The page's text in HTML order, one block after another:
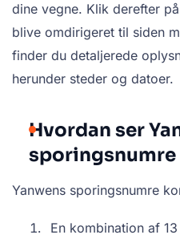
dine vegne. Klik derefter
blive omdirigeret til siden
finder du detaljerede
herunder steder og datoer.
Hvordan ser
sporingsnumre
Yanwens sporingsnumre
En kombination af